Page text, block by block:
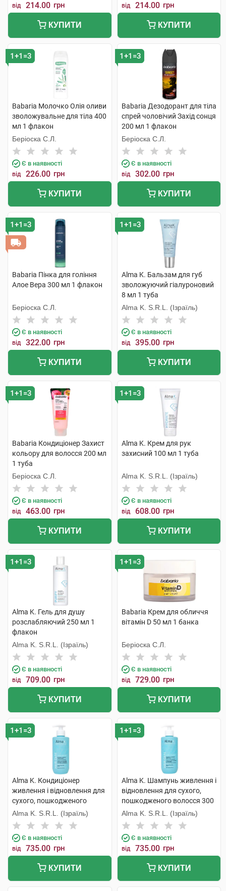
від 214.00 грн
КУПИТИ
від 214.00 грн
КУПИТИ
1+1=3
Babaria Молочко Олія оливи
зволожувальне для тіла 400
мл 1 флакон
Беріоска С.Л.
Є в наявності
від 226.00 грн
КУПИТИ
1+1=3
Babaria Дезодорант для тіла
спрей чоловічий Захід сонця
200 мл 1 флакон
Беріоска С.Л.
Є в наявності
від 302.00 грн
КУПИТИ
1+1=3
Babaria Пінка для гоління
Алое Вера 300 мл 1 флакон
Беріоска С.Л.
Є в наявності
від 322.00 грн
КУПИТИ
1+1=3
Alma K. Бальзам для губ
зволожуючий гіалуроновий
8 мл 1 туба
Alma K. S.R.L. (Ізраїль)
Є в наявності
від 395.00 грн
КУПИТИ
1+1=3
Babaria Кондиціонер Захист
кольору для волосся 200 мл
1 туба
Беріоска С.Л.
Є в наявності
від 463.00 грн
КУПИТИ
1+1=3
Alma K. Крем для рук
захисний 100 мл 1 туба
Alma K. S.R.L. (Ізраїль)
Є в наявності
від 608.00 грн
КУПИТИ
1+1=3
Alma K. Гель для душу
розслабляючий 250 мл 1
флакон
Alma K. S.R.L. (Ізраїль)
Є в наявності
від 709.00 грн
КУПИТИ
1+1=3
Babaria Крем для обличчя
вітамін D 50 мл 1 банка
Беріоска С.Л.
Є в наявності
від 729.00 грн
КУПИТИ
1+1=3
Alma K. Кондиціонер
живлення і відновлення для
сухого, пошкодженого
волосся 300 мл 1 флакон
Alma K. S.R.L. (Ізраїль)
Є в наявності
від 735.00 грн
КУПИТИ
1+1=3
Alma K. Шампунь живлення і
відновлення для сухого,
пошкодженого волосся 300
мл 1 флакон
Alma K. S.R.L. (Ізраїль)
Є в наявності
від 735.00 грн
КУПИТИ